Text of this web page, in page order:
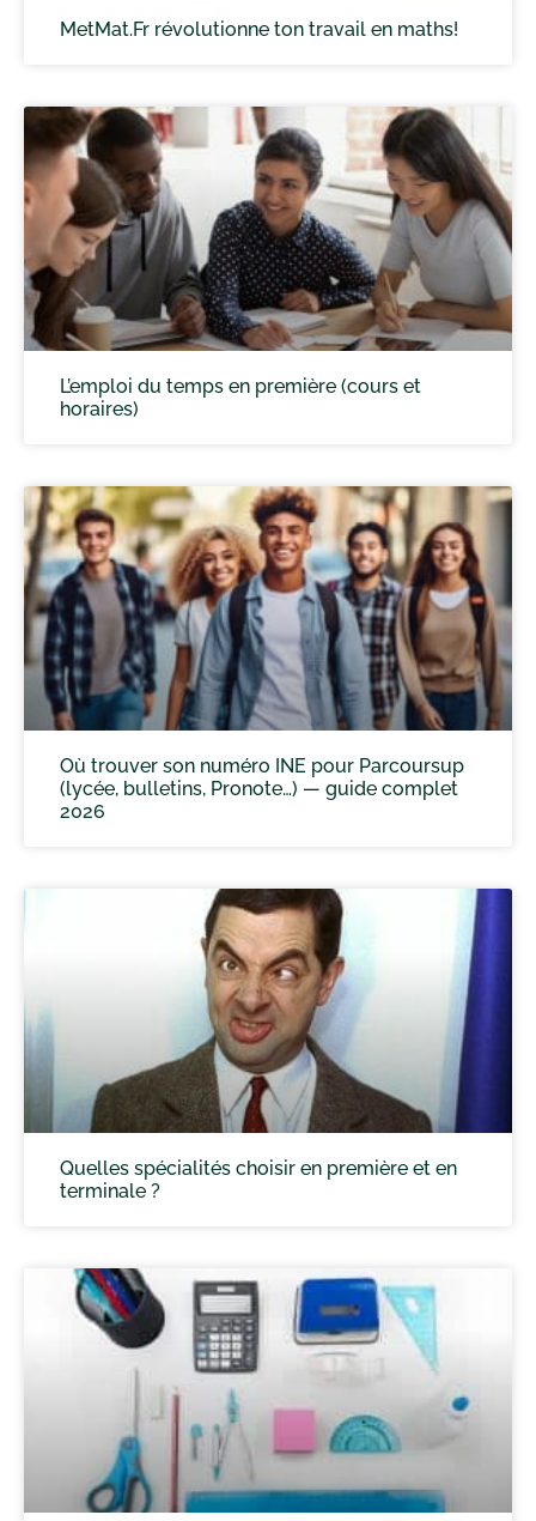
MetMat.Fr révolutionne ton travail en maths!
L’emploi du temps en première (cours et
horaires)
Où trouver son numéro INE pour Parcoursup
(lycée, bulletins, Pronote…) — guide complet
2026
Quelles spécialités choisir en première et en
terminale ?